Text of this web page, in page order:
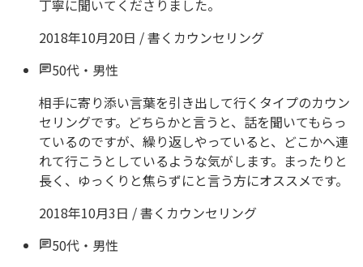
丁寧に聞いてくださりました。
2018年10月20日 /書くカウンセリング
50代 ・ 男性
相手に寄り添い言葉を引き出して行くタイプのカウン
セリングです。どちらかと言うと、話を聞いてもらっ
ているのですが、繰り返しやっていると、どこかへ連
れて行こうとしているような気がします。まったりと
長く、ゆっくりと焦らずにと言う方にオススメです。
2018年10月3日 /書くカウンセリング
50代 ・ 男性